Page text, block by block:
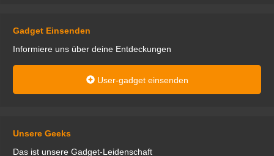
Gadget Einsenden
Informiere uns über deine Entdeckungen
User-gadget einsenden
Unsere Geeks
Das ist unsere Gadget-Leidenschaft